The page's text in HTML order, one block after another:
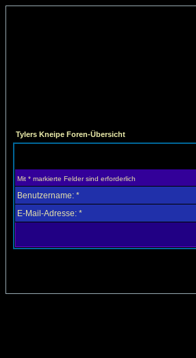
Tylers Kneipe Foren-Übersicht
Mit * markierte Felder sind erforderlich
Benutzername: *
E-Mail-Adresse: *